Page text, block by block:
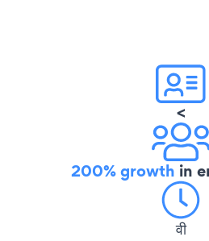
<
200% growth in
वी